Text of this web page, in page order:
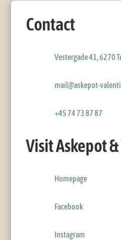
Contact
Vestergade 41, 6270
mail@askepot-
+45 74 73 87 87
Visit Askepot
Homepage
Facebook
Instagram